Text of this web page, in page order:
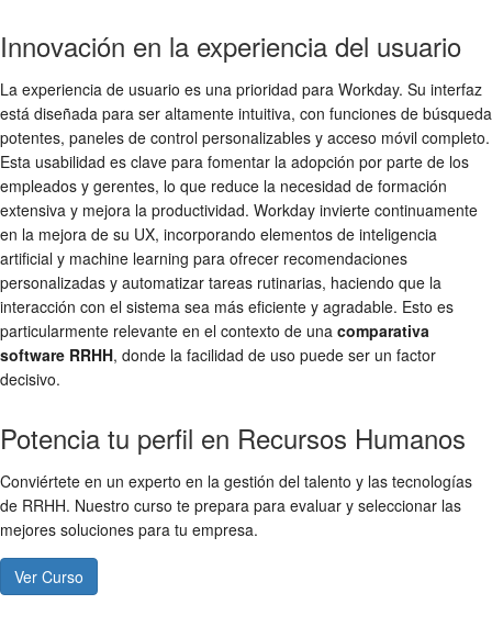
Innovación en la experiencia del usuario
La experiencia de usuario es una prioridad para Workday. Su interfaz
está diseñada para ser altamente intuitiva, con funciones de búsqueda
potentes, paneles de control personalizables y acceso móvil completo.
Esta usabilidad es clave para fomentar la adopción por parte de los
empleados y gerentes, lo que reduce la necesidad de formación
extensiva y mejora la productividad. Workday invierte continuamente
en la mejora de su UX, incorporando elementos de inteligencia
artificial y machine learning para ofrecer recomendaciones
personalizadas y automatizar tareas rutinarias, haciendo que la
interacción con el sistema sea más eficiente y agradable. Esto es
particularmente relevante en el contexto de una comparativa
software RRHH, donde la facilidad de uso puede ser un factor
decisivo.
Potencia tu perfil en Recursos Humanos
Conviértete en un experto en la gestión del talento y las tecnologías
de RRHH. Nuestro curso te prepara para evaluar y seleccionar las
mejores soluciones para tu empresa.
Ver Curso